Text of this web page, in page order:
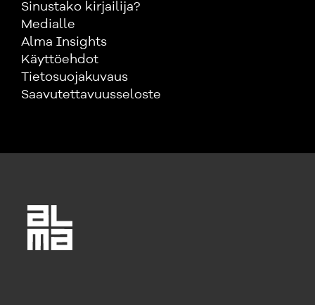
Sinustako kirjailija?
Medialle
Alma Insights
Käyttöehdot
Tietosuojakuvaus
Saavutettavuusseloste